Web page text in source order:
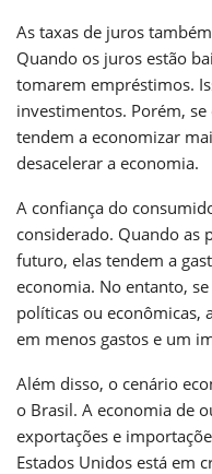
As taxas de juros
Quando os juros estão
tomarem empréstimos.
investimentos. Porém,
tendem a economizar
desacelerar a economia.
A confiança do
considerado. Quando as
futuro, elas tendem a
economia. No entanto,
políticas ou econômicas,
em menos gastos e um
Além disso, o cenário
o Brasil. A economia de
exportações e
Estados Unidos está em